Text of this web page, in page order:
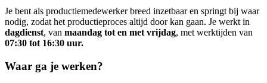
Je bent als productiemedewerker breed inzetbaar en springt bij waar
nodig, zodat het productieproces altijd door kan gaan. Je werkt in
dagdienst, van maandag tot en met vrijdag, met werktijden van
07:30 tot 16:30 uur.
Waar ga je werken?